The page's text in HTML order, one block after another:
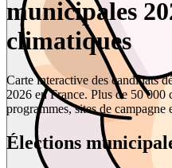
municipales
climatiques
Carte interactive des candidats
2026 en France. Plus de 50 000
programmes, sites de campagne
Élections